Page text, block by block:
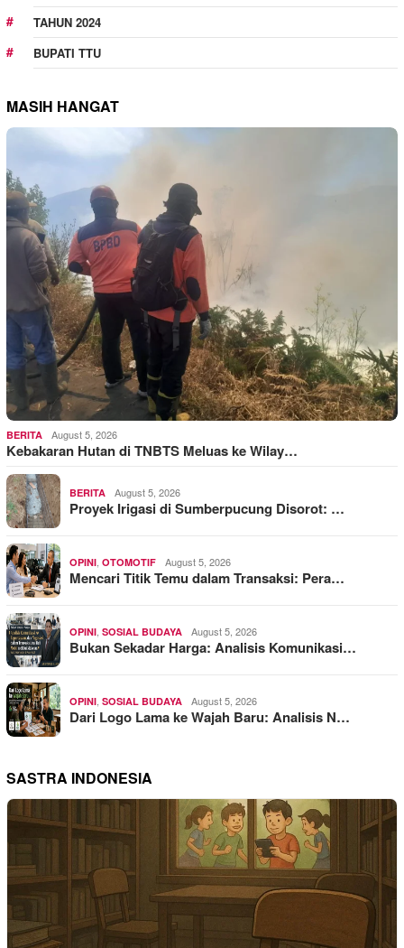
TAHUN 2024
BUPATI TTU
MASIH HANGAT
BERITA August 5, 2026
Kebakaran Hutan di TNBTS Meluas ke Wilay…
BERITA August 5, 2026
Proyek Irigasi di Sumberpucung Disorot: …
OPINI, OTOMOTIF August 5, 2026
Mencari Titik Temu dalam Transaksi: Pera…
OPINI, SOSIAL BUDAYA August 5, 2026
Bukan Sekadar Harga: Analisis Komunikasi…
OPINI, SOSIAL BUDAYA August 5, 2026
Dari Logo Lama ke Wajah Baru: Analisis N…
SASTRA INDONESIA